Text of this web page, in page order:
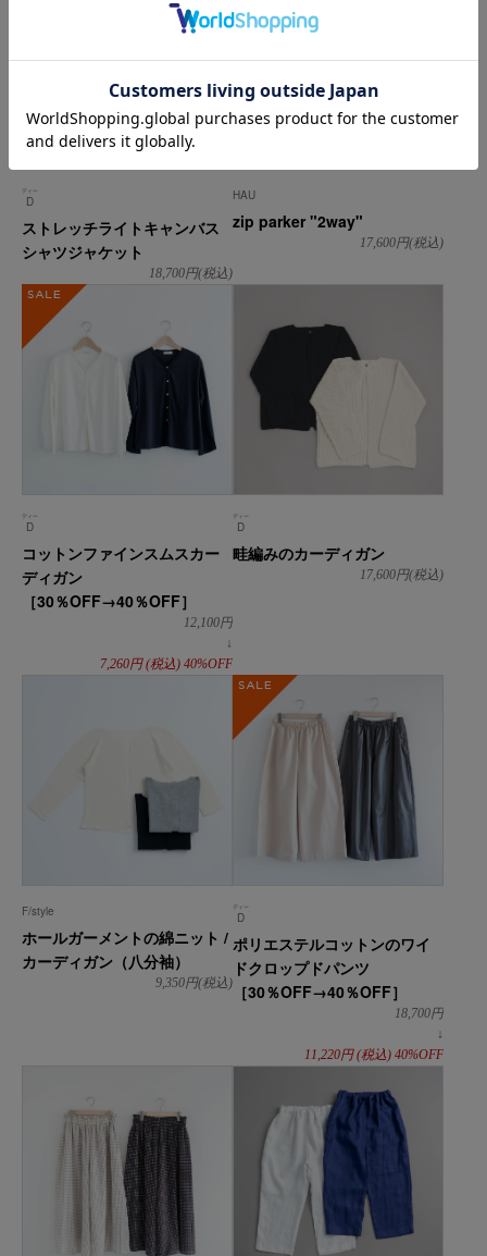
D
ディー
ストレッチライトキャンバス
シャツジャケット
18,700円(税込)
HAU
zip parker "2way"
17,600円(税込)
D
ディー
コットンファインスムスカー
ディガン
［30％OFF→40％OFF］
12,100円
↓
7,260円(税込) 40%OFF
D
ディー
畦編みのカーディガン
17,600円(税込)
F/style
ホールガーメントの綿ニット /
カーディガン（八分袖）
9,350円(税込)
D
ディー
ポリエステルコットンのワイ
ドクロップドパンツ
［30％OFF→40％OFF］
18,700円
↓
11,220円(税込) 40%OFF